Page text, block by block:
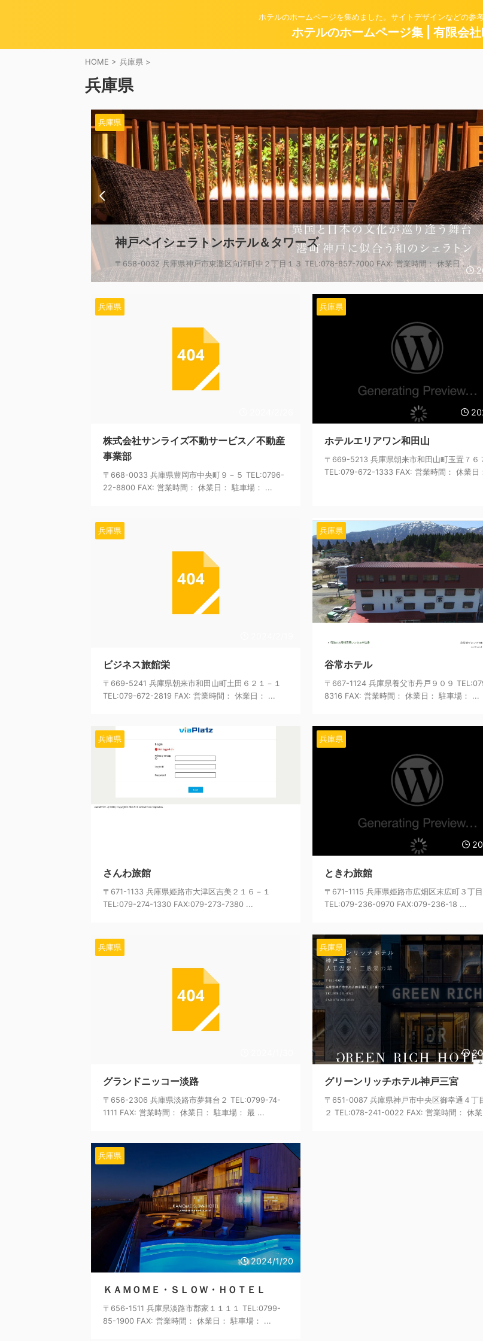
ホテルのホームページを集めました。サイトデザインなどの参
ホテルのホームページ集 | 有限会
HOME > 兵庫県 >
兵庫県
兵庫県
神戸ベイシェラトンホテル＆タワーズ
〒658-0032 兵庫県神戸市東灘区向洋町中２丁目１３ TEL:078-857-7000 FAX: 営業時間： 休業日 ...
兵庫県
株式会社サンライズ不動サービス／不動産
事業部
〒668-0033 兵庫県豊岡市中央町９－５ TEL:0796-
22-8800 FAX: 営業時間： 休業日： 駐車場： ...
兵庫県
ホテルエリアワン和田山
〒669-5213 兵庫県朝来市和田山町玉置７６
TEL:079-672-1333 FAX: 営業時間： 休業日
兵庫県
ビジネス旅館栄
〒669-5241 兵庫県朝来市和田山町土田６２１－１
TEL:079-672-2819 FAX: 営業時間： 休業日： ...
兵庫県
谷常ホテル
〒667-1124 兵庫県養父市丹戸９０９
8316 FAX: 営業時間： 休業日： 駐車場： ...
兵庫県
さんわ旅館
〒671-1133 兵庫県姫路市大津区吉美２１６－１
TEL:079-274-1330 FAX:079-273-7380 ...
兵庫県
ときわ旅館
〒671-1115 兵庫県姫路市広畑区末広町３丁
TEL:079-236-0970 FAX:079-236-18 ...
兵庫県
グランドニッコー淡路
〒656-2306 兵庫県淡路市夢舞台２ TEL:0799-74-
1111 FAX: 営業時間： 休業日： 駐車場： 最 ...
兵庫県
グリーンリッチホテル神戸三宮
〒651-0087 兵庫県神戸市中央区御幸通４丁
２ TEL:078-241-0022 FAX: 営業時間： 休
2024/1/20
兵庫県
ＫＡＭＯＭＥ・ＳＬＯＷ・ＨＯＴＥＬ
〒656-1511 兵庫県淡路市郡家１１１１ TEL:0799-
85-1900 FAX: 営業時間： 休業日： 駐車場： ...